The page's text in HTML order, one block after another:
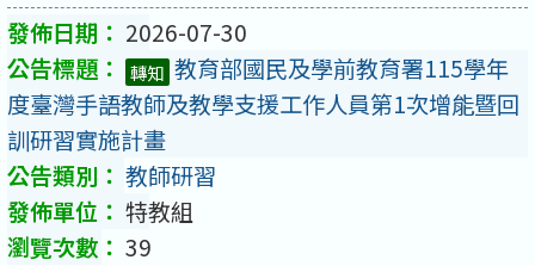
2026-07-30
轉知 教育部國民及學前教育署115學年
度臺灣手語教師及教學支援工作人員第1次增能暨回
訓研習實施計畫
教師研習
特教組
39